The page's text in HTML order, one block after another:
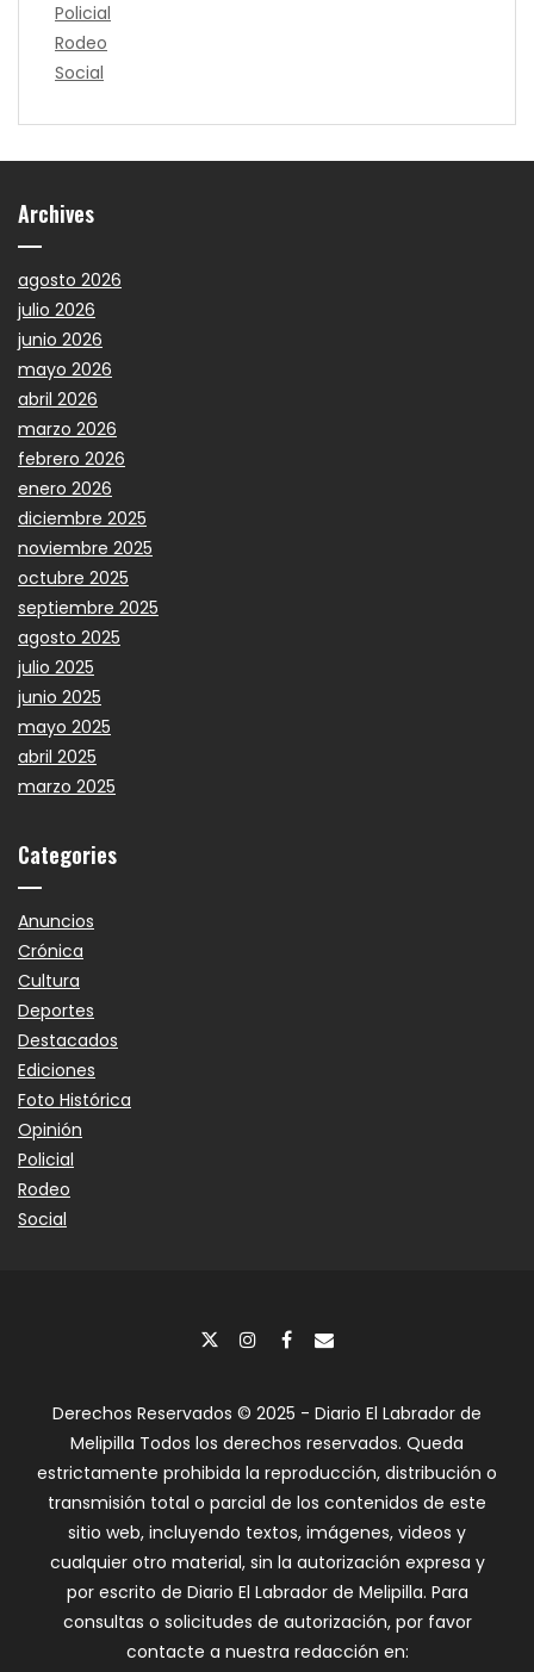
Policial
Rodeo
Social
Archives
agosto 2026
julio 2026
junio 2026
mayo 2026
abril 2026
marzo 2026
febrero 2026
enero 2026
diciembre 2025
noviembre 2025
octubre 2025
septiembre 2025
agosto 2025
julio 2025
junio 2025
mayo 2025
abril 2025
marzo 2025
Categories
Anuncios
Crónica
Cultura
Deportes
Destacados
Ediciones
Foto Histórica
Opinión
Policial
Rodeo
Social
Derechos Reservados © 2025 - Diario El Labrador de
Melipilla Todos los derechos reservados. Queda
estrictamente prohibida la reproducción, distribución o
transmisión total o parcial de los contenidos de este
sitio web, incluyendo textos, imágenes, videos y
cualquier otro material, sin la autorización expresa y
por escrito de Diario El Labrador de Melipilla. Para
consultas o solicitudes de autorización, por favor
contacte a nuestra redacción en: